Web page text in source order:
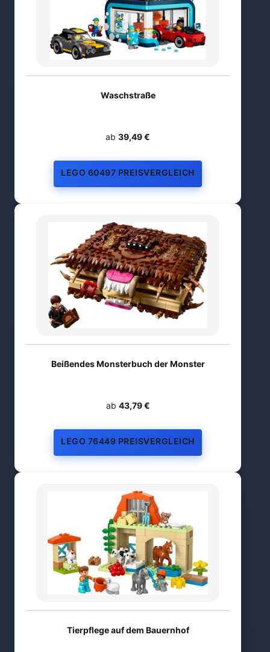
Waschstraße
ab 39,49 €
LEGO 60497 PREISVERGLEICH
Beißendes Monsterbuch der Monster
ab 43,79 €
LEGO 76449 PREISVERGLEICH
Tierpflege auf dem Bauernhof